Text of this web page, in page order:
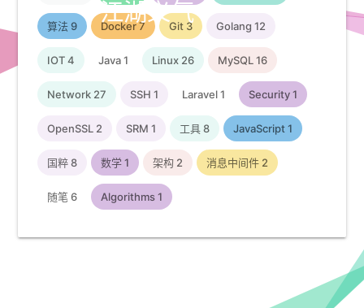
江湖义气
算法9 Docker7 Git 3 Golang12
IOT4 Java1 Linux 26 MySQL16
Network 27 SSH1 Laravel1 Security1
OpenSSL 2 SRM1 工具8 JavaScript1
国粹8 数学1 架构 2 消息中间件 2
随笔6 Algorithms1